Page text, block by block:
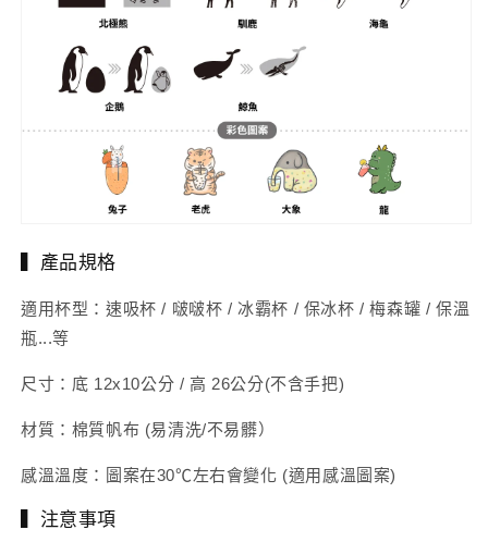
▍產品規格
適用杯型：速吸杯 / 啵啵杯 / 冰霸杯 / 保冰杯 / 梅森罐 / 保溫
瓶...等
尺寸：底 12x10公分 / 高 26公分(不含手把)
材質：棉質帆布 (易清洗/不易髒）
感溫溫度：圖案在30℃左右會變化 (適用感溫圖案)
▍注意事項